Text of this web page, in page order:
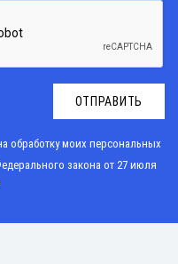
ОТПРАВИТЬ
обработку моих персональных
закона от 27 июля